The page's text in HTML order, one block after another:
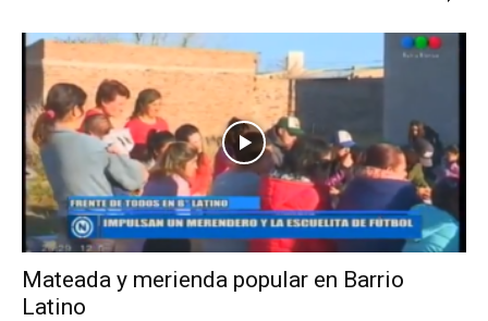
Mateada y merienda popular en Barrio
Latino